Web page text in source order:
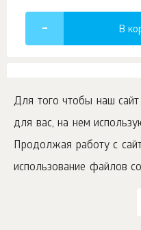
Для того чтобы наш
для вас, на нем
Продолжая работу с
использование файлов
В
Nuage Osmanthus,
мл
Коллекция ароматов Ciel